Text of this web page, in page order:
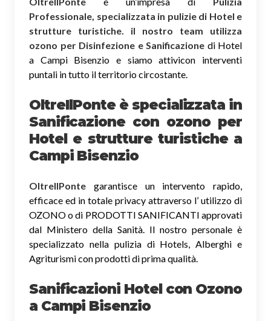
Professionale, specializzata in pulizie di Hotel e
strutture turistiche. il nostro team utilizza
ozono per Disinfezione e Sanificazione di Hotel
a Campi Bisenzio e siamo attivicon interventi
puntali in tutto il territorio circostante.
OltreIlPonte è specializzata in
Sanificazione con ozono per
Hotel e strutture turistiche a
Campi Bisenzio
OltreIlPonte garantisce un intervento rapido,
efficace ed in totale privacy attraverso l’ utilizzo di
OZONO o di PRODOTTI SANIFICANTI approvati
dal Ministero della Sanità. Il nostro personale è
specializzato nella pulizia di Hotels, Alberghi e
Agriturismi con prodotti di prima qualità.
Sanificazioni Hotel con Ozono
a Campi Bisenzio